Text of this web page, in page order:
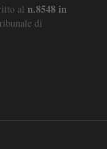
al n.8548 in
di